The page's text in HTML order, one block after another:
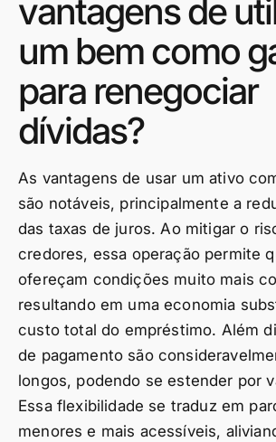
vantagens de
um bem como
para renegociar
dívidas?
As vantagens de usar um ativo
são notáveis, principalmente a
das taxas de juros. Ao mitigar o
credores, essa operação permite
ofereçam condições muito mais
resultando em uma economia
custo total do empréstimo. Além
de pagamento são
longos, podendo se estender por
Essa flexibilidade se traduz em
menores e mais acessíveis,